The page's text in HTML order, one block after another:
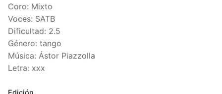
Coro: Mixto
Voces: SATB
Dificultad: 2.5
Género: tango
Música: Ástor Piazzolla
Letra: xxx
Edición